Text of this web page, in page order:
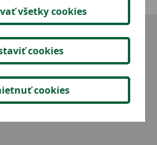
914
všetky cookies
cookies
cookies